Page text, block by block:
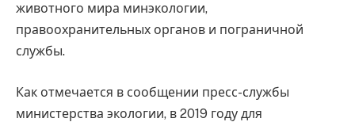
животного мира минэкологии,
правоохранительных органов и пограничной
службы.
Как отмечается в сообщении пресс-службы
министерства экологии, в 2019 году для